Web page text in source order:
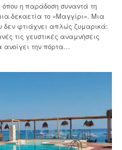
όπου η παράδοση συναντά τη
δεκαετία το «Μαγγίρι». Μια
δεν φτιάχνει απλώς ζυμαρικά:
τις γευστικές αναμνήσεις
την πόρτα…